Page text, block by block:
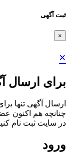
ثبت آگهی
×
×
برای ارسال
ارسال آگهی تنها
چنانچه هم‌ اکنون
در سایت ثبت نام
ورود